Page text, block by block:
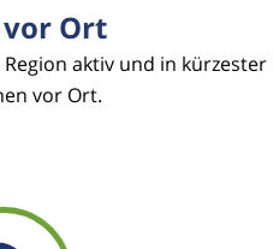
vor Ort
aktiv und in kürzester
vor Ort.